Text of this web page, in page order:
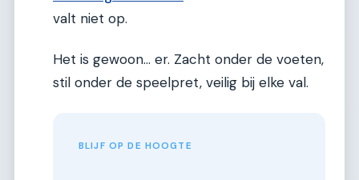
valt niet op.
Het is gewoon… er. Zacht onder de voeten,
stil onder de speelpret, veilig bij elke val.
BLIJF OP DE HOOGTE